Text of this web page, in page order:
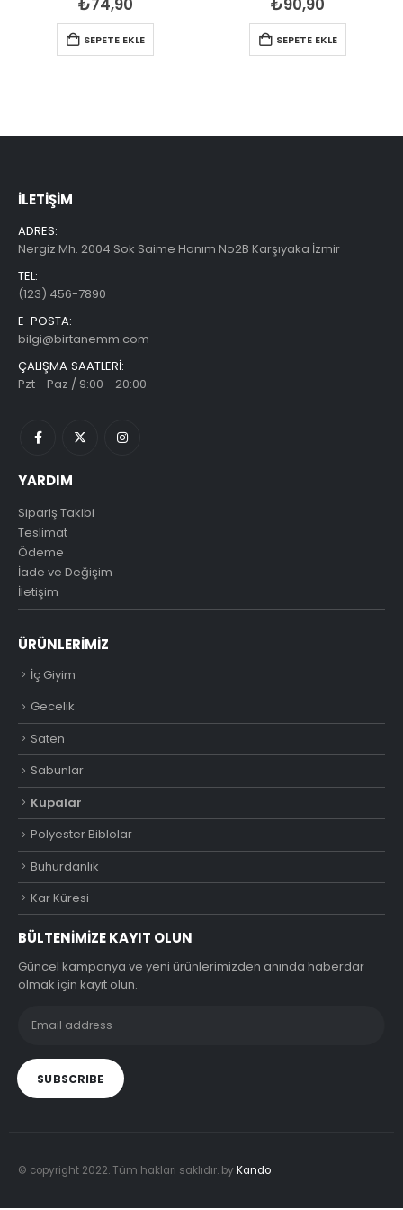
₺74,90
SEPETE EKLE
₺90,90
SEPETE EKLE
İLETIŞIM
ADRES:
Nergiz Mh. 2004 Sok Saime Hanım No2B Karşıyaka İzmir
TEL:
(123) 456-7890
E-POSTA:
bilgi@birtanemm.com
ÇALIŞMA SAATLERI:
Pzt - Paz / 9:00 - 20:00
YARDIM
Sipariş Takibi
Teslimat
Ödeme
İade ve Değişim
İletişim
ÜRÜNLERIMIZ
İç Giyim
Gecelik
Saten
Sabunlar
Kupalar
Polyester Biblolar
Buhurdanlık
Kar Küresi
BÜLTENIMIZE KAYIT OLUN
Güncel kampanya ve yeni ürünlerimizden anında haberdar
olmak için kayıt olun.
© copyright 2022. Tüm hakları saklıdır. by Kando